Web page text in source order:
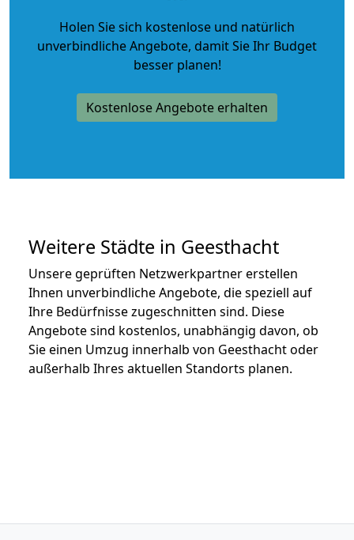
Holen Sie sich kostenlose und natürlich
unverbindliche Angebote, damit Sie Ihr Budget
besser planen!
Kostenlose Angebote erhalten
Weitere Städte in Geesthacht
Unsere geprüften Netzwerkpartner erstellen
Ihnen unverbindliche Angebote, die speziell auf
Ihre Bedürfnisse zugeschnitten sind. Diese
Angebote sind kostenlos, unabhängig davon, ob
Sie einen Umzug innerhalb von Geesthacht oder
außerhalb Ihres aktuellen Standorts planen.